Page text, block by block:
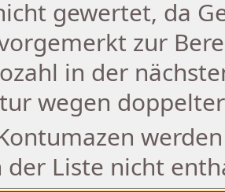
gewertet, da
zur
in der
wegen
der Liste nicht